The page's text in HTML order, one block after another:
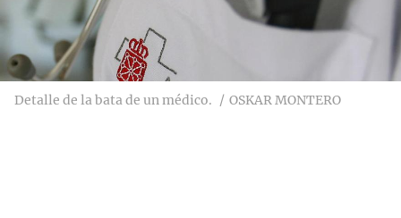
Detalle de la bata de un médico. OSKAR MONTERO